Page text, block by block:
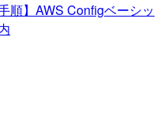
順】AWS Configベーシッ